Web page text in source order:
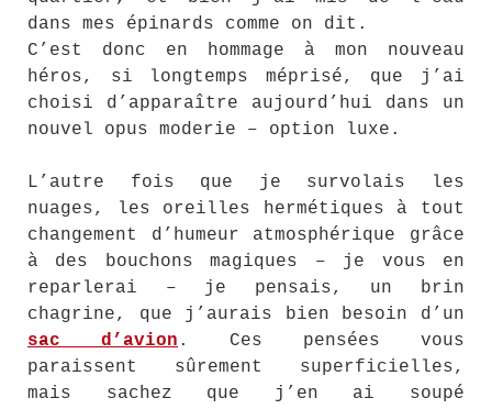
dans mes épinards comme on dit.
C’est donc en hommage à mon nouveau
héros, si longtemps méprisé, que j’ai
choisi d’apparaître aujourd’hui dans un
nouvel opus moderie – option luxe.
L’autre fois que je survolais les
nuages, les oreilles hermétiques à tout
changement d’humeur atmosphérique grâce
à des bouchons magiques – je vous en
reparlerai – je pensais, un brin
chagrine, que j’aurais bien besoin d’un
sac d’avion . Ces pensées vous
paraissent sûrement superficielles,
mais sachez que j’en ai soupé